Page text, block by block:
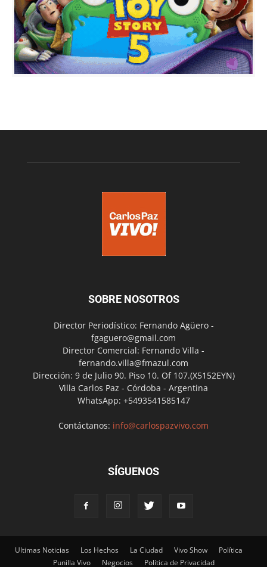
SOBRE NOSOTROS
Director Periodístico: Fernando Agüero -
fgaguero@gmail.com
Director Comercial: Fernando Villa -
fernando.villa@fmazul.com
Dirección: 9 de Julio 90. Piso 10. Of 107.(X5152EYN)
Villa Carlos Paz - Córdoba - Argentina
WhatsApp: +5493541585147
Contáctanos: info@carlospazvivo.com
SÍGUENOS
Ultimas Noticias Los Hechos La Ciudad Vivo Show
Política
Punilla Vivo
Negocios Política de Privacidad